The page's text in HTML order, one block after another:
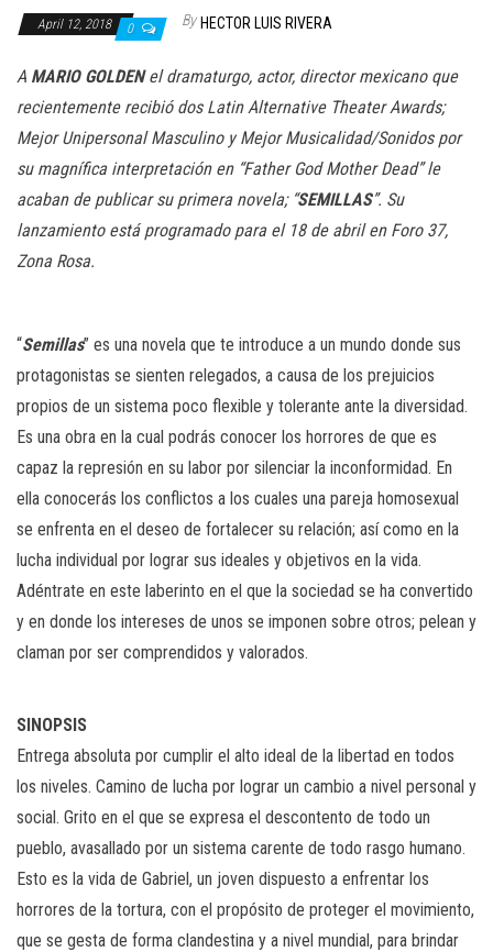
April 12, 2018 0 By HECTOR LUIS RIVERA
A MARIO GOLDENel dramaturgo, actor, director mexicano que
recientemente recibió dos Latin Alternative Theater Awards;
Mejor Unipersonal Masculino y Mejor Musicalidad/Sonidos por
su magnífica interpretación en “Father God Mother Dead” le
acaban de publicar su primera novela; “SEMILLAS”. Su
lanzamiento está programado para el 18 de abril en Foro 37,
Zona Rosa.
“Semillas” es una novela que te introduce a un mundo donde sus
protagonistas se sienten relegados, a causa de los prejuicios
propios de un sistema poco flexible y tolerante ante la diversidad.
Es una obra en la cual podrás conocer los horrores de que es
capaz la represión en su labor por silenciar la inconformidad. En
ella conocerás los conflictos a los cuales una pareja homosexual
se enfrenta en el deseo de fortalecer su relación; así como en la
lucha individual por lograr sus ideales y objetivos en la vida.
Adéntrate en este laberinto en el que la sociedad se ha convertido
y en donde los intereses de unos se imponen sobre otros; pelean y
claman por ser comprendidos y valorados.
SINOPSIS
Entrega absoluta por cumplir el alto ideal de la libertad en todos
los niveles. Camino de lucha por lograr un cambio a nivel personal y
social. Grito en el que se expresa el descontento de todo un
pueblo, avasallado por un sistema carente de todo rasgo humano.
Esto es la vida de Gabriel, un joven dispuesto a enfrentar los
horrores de la tortura, con el propósito de proteger el movimiento,
que se gesta de forma clandestina y a nivel mundial, para brindar